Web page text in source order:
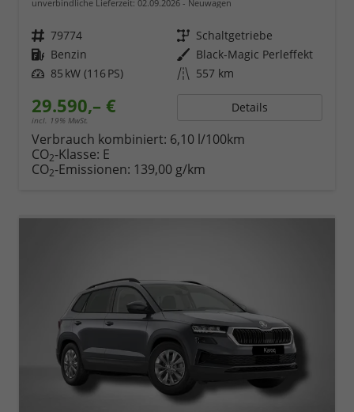
unverbindliche Lieferzeit: 02.09.2026 Neuwagen
Fahrzeugnr. 79774 Getriebe Schaltgetriebe
Kraftstoff Benzin Außenfarbe Black-Magic Perleffekt
Leistung 85 kW (116 PS) Kilometerstand 557 km
29.590,– €
incl. 19% MwSt.
Details
Verbrauch kombiniert: 6,10 l/100km
CO2-Klasse: E
CO2-Emissionen: 139,00 g/km